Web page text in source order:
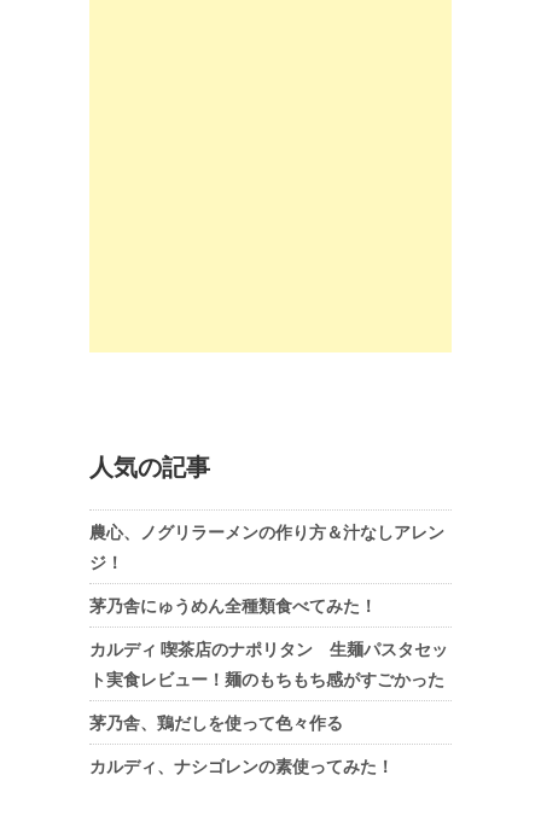
人気の記事
農心、ノグリラーメンの作り方＆汁なしアレン
ジ！
茅乃舎にゅうめん全種類食べてみた！
カルディ 喫茶店のナポリタン 生麺パスタセッ
ト実食レビュー！麺のもちもち感がすごかった
茅乃舎、鶏だしを使って色々作る
カルディ、ナシゴレンの素使ってみた！